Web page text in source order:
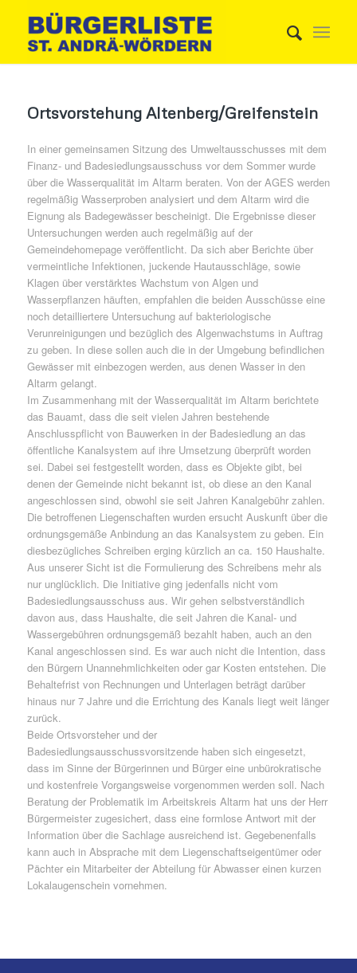
Ortsvorstehung Altenberg/Greifenstein
In einer gemeinsamen Sitzung des Umweltausschusses mit dem
Finanz- und Badesiedlungsausschuss vor dem Sommer wurde
über die Wasserqualität im Altarm beraten. Von der AGES werden
regelmäßig Wasserproben analysiert und dem Altarm wird die
Eignung als Badegewässer bescheinigt. Die Ergebnisse dieser
Untersuchungen werden auch regelmäßig auf der
Gemeindehomepage veröffentlicht. Da sich aber Berichte über
vermeintliche Infektionen, juckende Hautausschläge, sowie
Klagen über verstärktes Wachstum von Algen und
Wasserpflanzen häuften, empfahlen die beiden Ausschüsse eine
noch detailliertere Untersuchung auf bakteriologische
Verunreinigungen und bezüglich des Algenwachstums in Auftrag
zu geben. In diese sollen auch die in der Umgebung befindlichen
Gewässer mit einbezogen werden, aus denen Wasser in den
Altarm gelangt.
Im Zusammenhang mit der Wasserqualität im Altarm berichtete
das Bauamt, dass die seit vielen Jahren bestehende
Anschlusspflicht von Bauwerken in der Badesiedlung an das
öffentliche Kanalsystem auf ihre Umsetzung überprüft worden
sei. Dabei sei festgestellt worden, dass es Objekte gibt, bei
denen der Gemeinde nicht bekannt ist, ob diese an den Kanal
angeschlossen sind, obwohl sie seit Jahren Kanalgebühr zahlen.
Die betroffenen Liegenschaften wurden ersucht Auskunft über die
ordnungsgemäße Anbindung an das Kanalsystem zu geben. Ein
diesbezügliches Schreiben erging kürzlich an ca. 150 Haushalte.
Aus unserer Sicht ist die Formulierung des Schreibens mehr als
nur unglücklich. Die Initiative ging jedenfalls nicht vom
Badesiedlungsausschuss aus. Wir gehen selbstverständlich
davon aus, dass Haushalte, die seit Jahren die Kanal- und
Wassergebühren ordnungsgemäß bezahlt haben, auch an den
Kanal angeschlossen sind. Es war auch nicht die Intention, dass
den Bürgern Unannehmlichkeiten oder gar Kosten entstehen. Die
Behaltefrist von Rechnungen und Unterlagen beträgt darüber
hinaus nur 7 Jahre und die Errichtung des Kanals liegt weit länger
zurück.
Beide Ortsvorsteher und der
Badesiedlungsausschussvorsitzende haben sich eingesetzt,
dass im Sinne der Bürgerinnen und Bürger eine unbürokratische
und kostenfreie Vorgangsweise vorgenommen werden soll. Nach
Beratung der Problematik im Arbeitskreis Altarm hat uns der Herr
Bürgermeister zugesichert, dass eine formlose Antwort mit der
Information über die Sachlage ausreichend ist. Gegebenenfalls
kann auch in Absprache mit dem Liegenschaftseigentümer oder
Pächter ein Mitarbeiter der Abteilung für Abwasser einen kurzen
Lokalaugenschein vornehmen.